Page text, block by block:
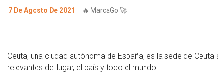
7 De Agosto De 2021 🔥 MarcaGo 🚀
Ceuta, una ciudad autónoma de España, es la sede de
relevantes del lugar, el país y todo el mundo.